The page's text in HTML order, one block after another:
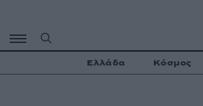
περιεχόμενο
Ελλάδα Κόσμος